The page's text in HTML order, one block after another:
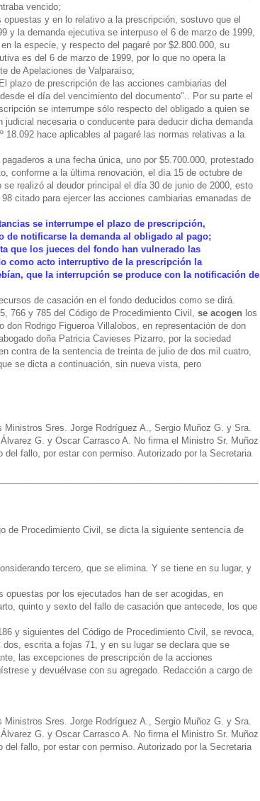
vencido;
y en lo relativo a la prescripción, sostuvo que el
y la demanda ejecutiva se interpuso el 6 de marzo de 1999,
la especie, y respecto del pagaré por $2.800.000, su
es del 6 de marzo de 1999, por lo que no opera la
de Apelaciones de Valparaíso;
plazo de prescripción de las acciones cambiarias del
el día del vencimiento del documento".. Por su parte el
se interrumpe sólo respecto del obligado a quien se
necesaria o conducente para deducir dicha demanda
hace aplicables al pagaré las normas relativas a la
a una fecha única, uno por $5.700.000, protestado
conforme a la última renovación, el día 15 de octubre de
realizó al deudor principal el día 30 de junio de 2000, esto
citado para ejercer las acciones cambiarias emanadas de
se interrumpe el plazo de prescripción,
de notificarse la demanda al obligado al pago;
que los jueces del fondo han vulnerado las
como acto interruptivo de la prescripción la
que la interrupción se produce con la notificación de
de casación en el fondo deducidos como se dirá.
766 y 785 del Código de Procedimiento Civil, se acogen los
Rodrigo Figueroa Villalobos, en representación de don
doña Patricia Cavieses Pizarro, por la sociedad
contra de la sentencia de treinta de julio de dos mil cuatro,
se dicta a continuación, sin nueva vista, pero
Sres. Jorge Rodríguez A., Sergio Muñoz G. y Sra.
G. y Oscar Carrasco A. No firma el Ministro Sr. Muñoz
fallo, por estar con permiso. Autorizado por la Secretaria
de Procedimiento Civil, se dicta la siguiente sentencia de
tercero, que se elimina. Y se tiene en su lugar, y
por los ejecutados han de ser acogidas, en
quinto y sexto del fallo de casación que antecede, los que
y siguientes del Código de Procedimiento Civil, se revoca,
escrita a fojas 71, y en su lugar se declara que se
las excepciones de prescripción de la acciones
y devuélvase con su agregado. Redacción a cargo de
Sres. Jorge Rodríguez A., Sergio Muñoz G. y Sra.
G. y Oscar Carrasco A. No firma el Ministro Sr. Muñoz
fallo, por estar con permiso. Autorizado por la Secretaria